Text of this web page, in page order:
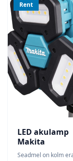
Rent
LED akulamp
Makita
Seadmel on kolm